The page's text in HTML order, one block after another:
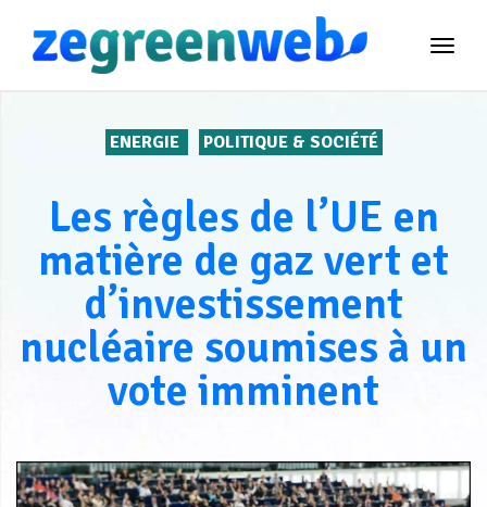
ENERGIE POLITIQUE & SOCIÉTÉ
Les règles de l’UE en
matière de gaz vert et
d’investissement
nucléaire soumises à un
vote imminent